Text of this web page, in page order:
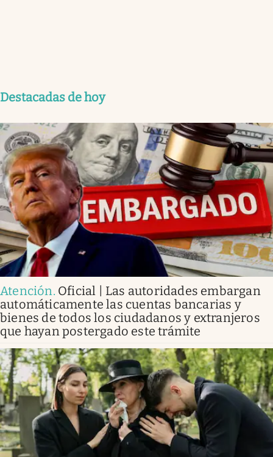
Destacadas de hoy
Atención. Oficial | Las autoridades embargan
automáticamente las cuentas bancarias y
bienes de todos los ciudadanos y extranjeros
que hayan postergado este trámite